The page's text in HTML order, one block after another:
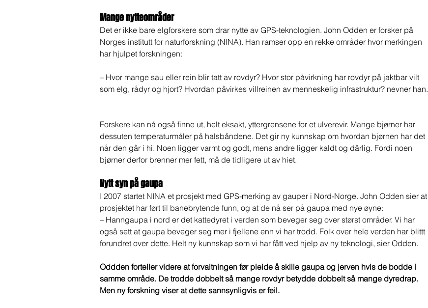
Mange nytteområder
Det er ikke bare elgforskere som drar nytte av GPS-teknologien. John Odden er forsker på
Norges institutt for naturforskning (NINA). Han ramser opp en rekke områder hvor merkingen
har hjulpet forskningen:
– Hvor mange sau eller rein blir tatt av rovdyr? Hvor stor påvirkning har rovdyr på jaktbar vilt
som elg, rådyr og hjort? Hvordan påvirkes villreinen av menneskelig infrastruktur? nevner han.
Forskere kan nå også finne ut, helt eksakt, yttergrensene for et ulverevir. Mange bjørner har
dessuten temperaturmåler på halsbåndene. Det gir ny kunnskap om hvordan bjørnen har det
når den går i hi. Noen ligger varmt og godt, mens andre ligger kaldt og dårlig. Fordi noen
bjørner derfor brenner mer fett, må de tidligere ut av hiet.
Nytt syn på gaupa
I 2007 startet NINA et prosjekt med GPS-merking av gauper i Nord-Norge. John Odden sier at
prosjektet har ført til banebrytende funn, og at de nå ser på gaupa med nye øyne:
– Hanngaupa i nord er det kattedyret i verden som beveger seg over størst områder. Vi har
også sett at gaupa beveger seg mer i fjellene enn vi har trodd. Folk over hele verden har blittt
forundret over dette. Helt ny kunnskap som vi har fått ved hjelp av ny teknologi, sier Odden.
Oddden forteller videre at forvaltningen før pleide å skille gaupa og jerven hvis de bodde i
samme område. De trodde dobbelt så mange rovdyr betydde dobbelt så mange dyredrap.
Men ny forskning viser at dette sannsynligvis er feil.